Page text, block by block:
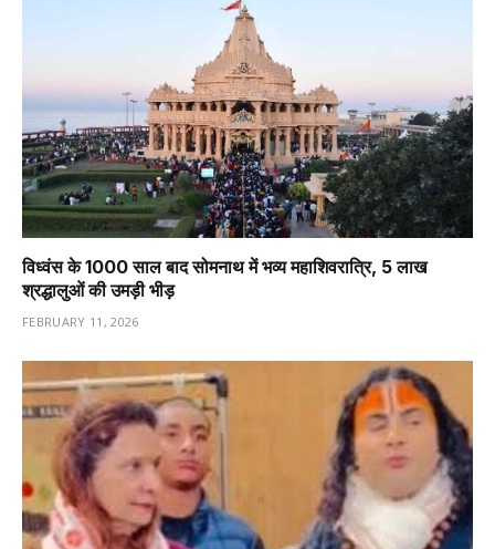
विध्वंस के 1000 साल बाद सोमनाथ में भव्य महाशिवरात्रि, 5 लाख
श्रद्धालुओं की उमड़ी भीड़
FEBRUARY 11, 2026